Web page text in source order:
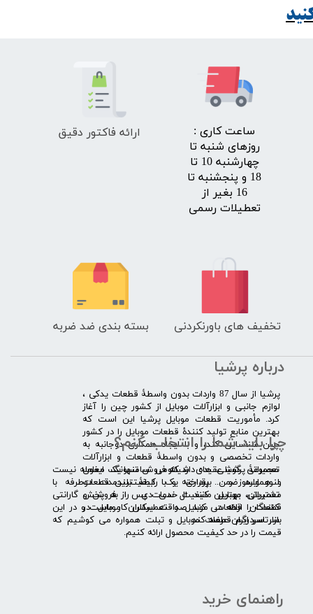
​ساعت کاری :
روزهای شنبه تا
چهارشنبه 10 تا
18 و پنجشنبه تا
16 بغیر از
تعطیلات رسمی
تخفیف های باورنکردنی بسته بندی ضد ضربه
ارائه فاکتور دقیق
درباره پرشیا
​پرشیا از سال 87 واردات بدون واسطۀ قطعات یدکی ،
لوازم جانبی و ابزارآلات موبایل از کشور چین را آغاز
کرد. مأموریت قطعات موبایل پرشیا این است که
بهترین منابع تولید کنندۀ قطعات موبایل را در کشور
چین شناسایی کند، و با ایجاد همکاری دوجانبه به
واردات تخصصی و بدون واسطۀ قطعات و ابزارآلات
تعمیراتی گوشی های شیائومی سامسونگ ایفون
لنوو ایسوز و .... پرداخته و با کیفیت­ترین قطعات
تعمیراتی موبایل مانند ال سی دی را به پخش
کنندگان قطعات موبایل و تعمیرکاران موبایل در
سرتاسر ایران عرضه کند.
راهنمای خرید
چرا باید شما را انتخاب کنم؟
​​ ​مجموعۀ پرشیا عقیده دارد که فروش تنها یک معامله نیست
و همواره ضمن برقراری یک رابطۀ بلندمدت دوطرفه با
مشتریان، بهترین کیفیت خدمات پس از فروش و گارانتی
قطعات را ارائه می­ کند. صداقت اساس کار ماست و در این
بازار سردرگم قطعات موبایل و تبلت همواره می کوشیم که
قیمت را در حد کیفیت محصول ارائه کنیم.